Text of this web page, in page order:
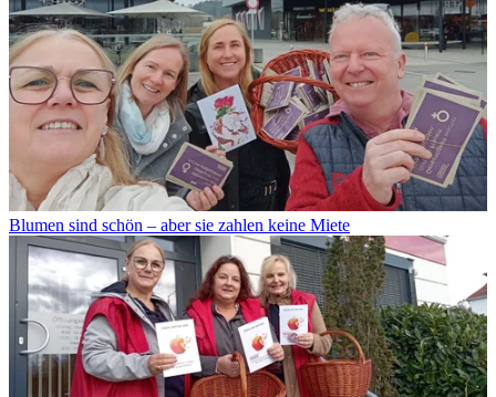
Blumen sind schön – aber sie zahlen keine Miete